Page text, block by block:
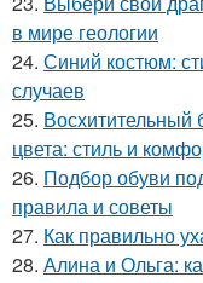
в мире геологии
24. Синий костюм:
случаев
25. Восхитительный
цвета: стиль и
26. Подбор обуви
правила и советы
27. Как правильно
28. Алина и Ольга: